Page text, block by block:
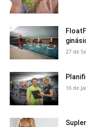
27 de
16 de